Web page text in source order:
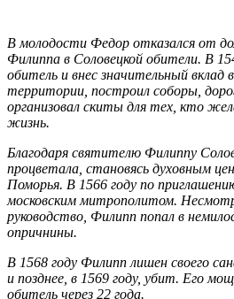
В молодости Федор отказался от
Филиппа в Соловецкой обители. В
обитель и внес значительный вклад
территории, построил соборы,
организовал скиты для тех, кто
жизнь.
Благодаря святителю Филиппу
процветала, становясь духовным
Поморья. В 1566 году по
московским митрополитом.
руководство, Филипп попал в
опричнины.
В 1568 году Филипп лишен своего
и позднее, в 1569 году, убит. Его
обитель через 22 года.